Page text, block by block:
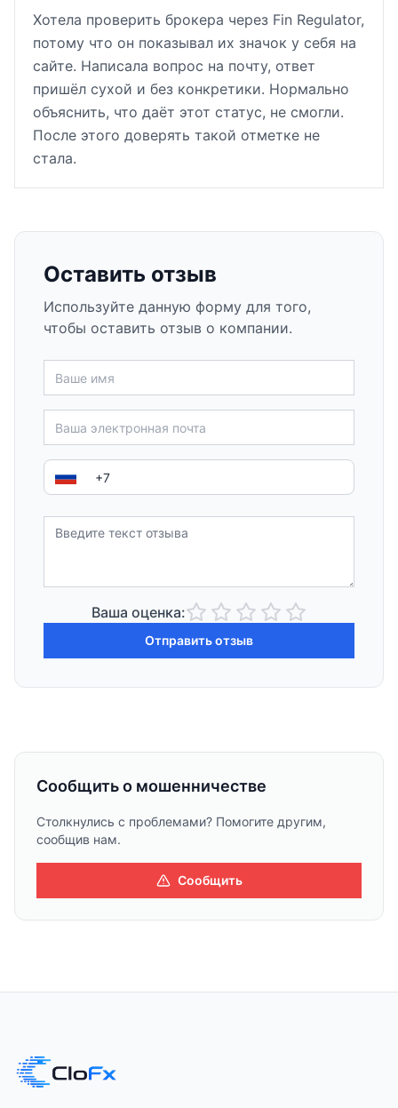
Хотела проверить брокера через Fin Regulator,
потому что он показывал их значок у себя на
сайте. Написала вопрос на почту, ответ
пришёл сухой и без конкретики. Нормально
объяснить, что даёт этот статус, не смогли.
После этого доверять такой отметке не
стала.
Оставить отзыв
Используйте данную форму для того,
чтобы оставить отзыв о компании.
Ваша оценка:
Отправить отзыв
Сообщить о мошенничестве
Столкнулись с проблемами? Помогите другим,
сообщив нам.
Сообщить